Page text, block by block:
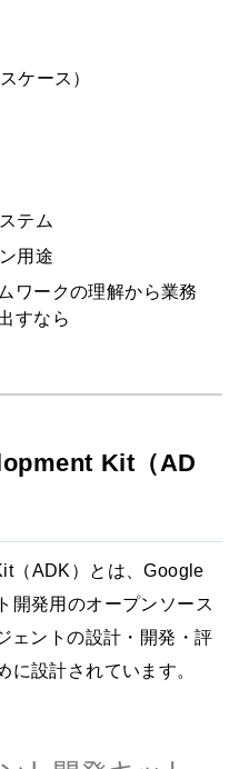
ケース）
テム
用途
ワークの理解から業務
すなら
Kit（AD
（ADK）とは、Google
開発用のオープンソース
ェントの設計・開発・評
に設計されています。